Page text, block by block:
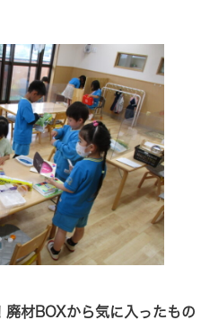
廃材BOXから気に入ったもの